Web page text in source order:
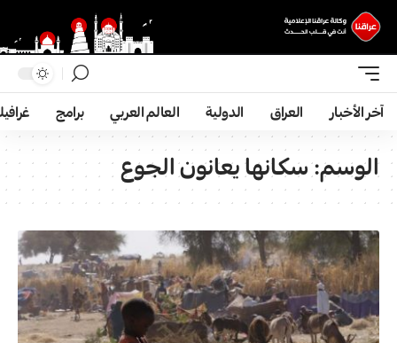
آخر الأخبار العراق الدولية العالم العربي برامج
الوسم:سكانها يعانون الجوع